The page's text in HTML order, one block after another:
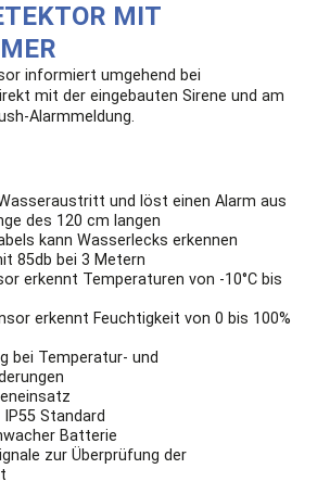
MIT
informiert umgehend bei
mit der eingebauten Sirene und am
Alarmmeldung.
und löst einen Alarm aus
des 120 cm langen
kann Wasserlecks erkennen
85db bei 3 Metern
erkennt Temperaturen von -10°C bis
erkennt Feuchtigkeit von 0 bis 100%
bei Temperatur- und
Standard
Batterie
zur Überprüfung der